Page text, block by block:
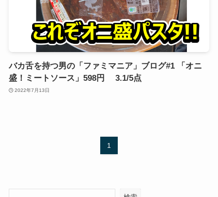
バカ舌を持つ男の「ファミマニア」ブログ#1 「オニ
盛！ミートソース」598円 3.1/5点
2022年7月13日
1